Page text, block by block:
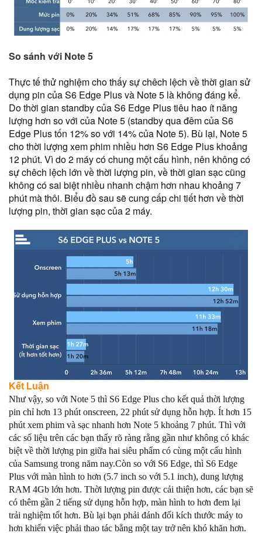
So sánh với Note 5
Thực tế thử nghiệm cho thấy sự chêch lệch về thời gian sử
dụng pin của S6 Edge Plus và Note 5 là không đáng kể.
Do thời gian standby của S6 Edge Plus tiêu hao ít năng
lượng hơn so với của Note 5 (standby qua đêm của S6
Edge Plus tốn 12% so với 14% của Note 5). Bù lại, Note 5
cho thời lượng xem phim nhiều hơn S6 Edge Plus khoảng
12 phút. Vì do 2 máy có chung một cấu hình, nên không có
sự chêch lệch lớn về thời lượng pin, về thời gian sạc cũng
không có sai biệt nhiều nhanh chậm hơn nhau khoảng 7
phút mà thôi. Biểu đồ sau sẽ cung cấp chi tiết hơn về thời
lượng pin, thời gian sạc của 2 máy.
Kết Luận
Như vậy, so với Note 5 thì S6 Edge Plus cho kết quả thời lượng
pin chỉ hơn 13 phút onscreen, 22 phút sử dụng hỗn hợp. Ít hơn 15
phút xem phim và sạc nhanh hơn Note 5 khoảng 7 phút. Thì với
các số liệu trên các bạn thấy rõ ràng rằng gần như không có khác
biệt về thời lượng pin giữa hai siêu phẩm có cùng một cấu hình
của Samsung trong năm nay.Còn so với S6 Edge, thì S6 Edge
Plus với màn hình to hơn (5.7 inch so với 5.1 inch), dung lượng
RAM 4Gb lớn hơn. Thời lượng pin được cải thiện hơn, các bạn sẽ
có thêm gần 2 tiếng sử dụng hỗn hợp, màn hình to hơn đem lại
trải nghiệm tốt hơn. Bù lại bạn phải đánh đổi kích thước máy to
hơn khiến việc phải thao tác bằng một tay trở nên khó khăn hơn.